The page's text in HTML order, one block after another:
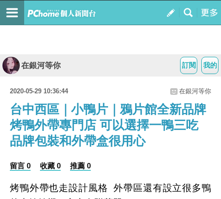
我的
訂閱
在銀河等你
2020-05-29 10:36:44 在銀河等你
台中西區｜小鴨片｜鴉片館全新品牌
烤鴨外帶專門店 可以選擇一鴨三吃
品牌包裝和外帶盒很用心
留言 0 收藏 0 推薦 0
烤鴨外帶也走設計風格 外帶區還有設立很多鴨